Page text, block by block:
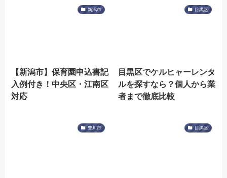
新潟市
【新潟市】保育園申込書記
入例付き！中央区・江南区
対応
目黒区
目黒区でケルヒャーレンタ
ルを探すなら？個人から業
者まで徹底比較
豊川市 目黒区